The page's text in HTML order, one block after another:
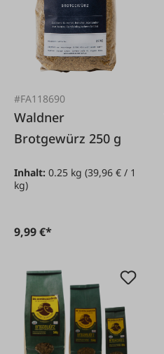
#FA118690
Waldner
Brotgewürz 250 g
Inhalt: 0.25 kg (39,96 € / 1
kg)
9,99 €*